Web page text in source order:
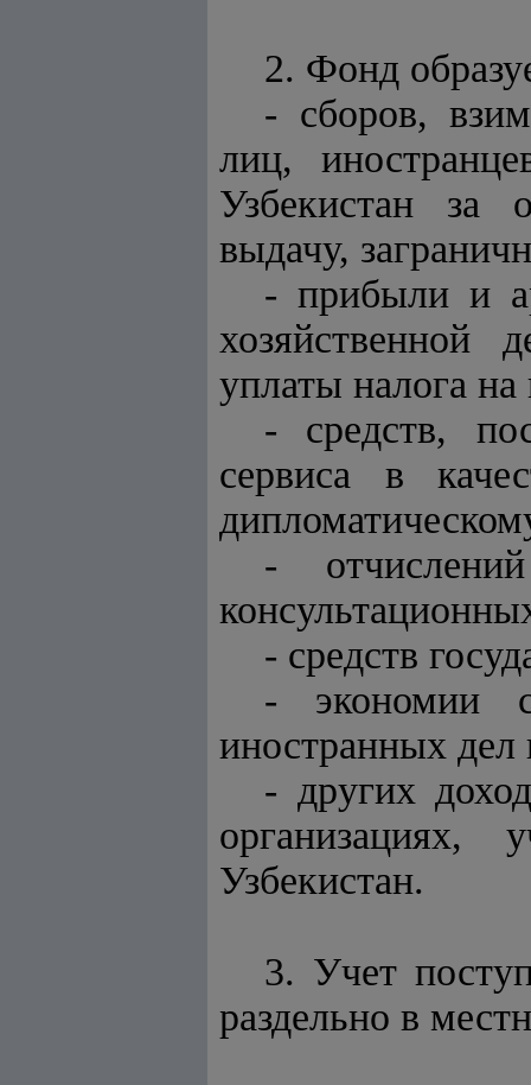
2. Фонд
- сборов,
лиц,
Узбекистан за
выдачу,
- прибыли и
хозяйственной
уплаты налога
- средств,
сервиса в
-
- средств
- экономии
иностранных дел
- других
организациях,
Узбекистан.
3. Учет
раздельно в